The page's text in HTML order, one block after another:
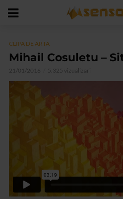
CLIPA DE ARTA
Mihail Cosuletu –
21/01/2016 5.325 vizualizari